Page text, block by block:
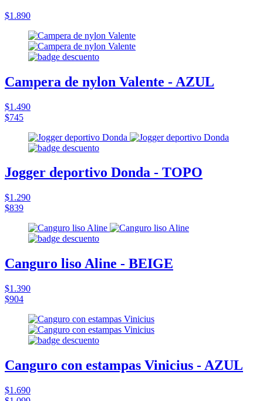
$1.890
Campera de nylon Valente - AZUL
$1.490
$745
Jogger deportivo Donda - TOPO
$1.290
$839
Canguro liso Aline - BEIGE
$1.390
$904
Canguro con estampas Vinicius - AZUL
$1.690